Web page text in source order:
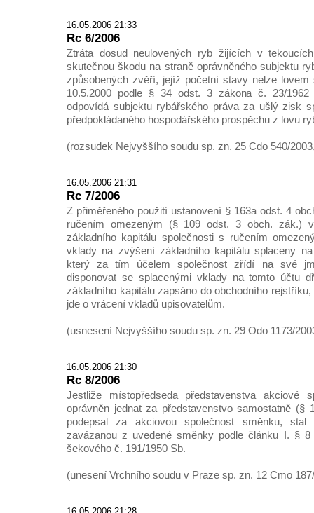
16.05.2006 21:33
Rc 6/2006
Ztráta dosud neulovených ryb žijících v
skutečnou škodu na straně oprávněného subjektu
způsobených zvěří, jejíž početní stavy nelze lovem
10.5.2000 podle § 34 odst. 3 zákona č. 23/
odpovídá subjektu rybářského práva za ušlý zisk
předpokládaného hospodářského prospěchu z lovu
(rozsudek Nejvyššího soudu sp. zn. 25 Cdo 540/
16.05.2006 21:31
Rc 7/2006
Z přiměřeného použití ustanovení § 163a odst. 4
ručením omezeným (§ 109 odst. 3 obch. zák.)
základního kapitálu společnosti s ručením
vklady na zvýšení základního kapitálu splaceny
který za tím účelem společnost zřídí na své
disponovat se splacenými vklady na tomto účtu
základního kapitálu zapsáno do obchodního
jde o vrácení vkladů upisovatelům.
(usnesení Nejvyššího soudu sp. zn. 29 Odo 1173/
16.05.2006 21:30
Rc 8/2006
Jestliže místopředseda představenstva akciové
oprávněn jednat za představenstvo samostatně (§
podepsal za akciovou společnost směnku, stal
zavázanou z uvedené směnky podle článku I. § 8
šekového č. 191/1950 Sb.
(unesení Vrchního soudu v Praze sp. zn. 12 Cmo